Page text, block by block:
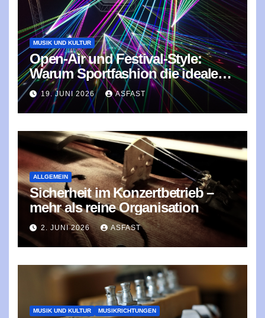
MUSIK UND KULTUR
Open-Air und Festival-Style:
Warum Sportfashion die ideale
Wahl für lange Musik-Events ist
19. JUNI 2026 ASFAST
ALLGEMEIN
Sicherheit im Konzertbetrieb –
mehr als reine Organisation
2. JUNI 2026 ASFAST
MUSIK UND KULTUR MUSIKRICHTUNGEN